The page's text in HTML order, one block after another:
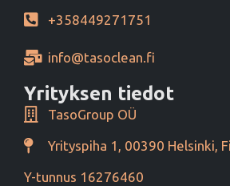
+358449271751
info@tasoclean.fi
Yrityksen tiedot
TasoGroup OÜ
Yrityspiha 1, 00390 Helsinki,
Y-tunnus 16276460